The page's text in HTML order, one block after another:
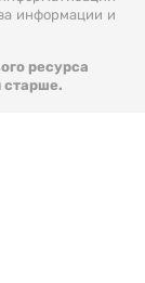
информации и
ресурса
старше.